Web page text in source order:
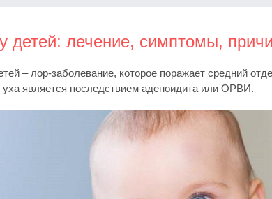
детей: лечение, симптомы,
– лор-заболевание, которое поражает средний
уха является последствием аденоидита или ОРВИ.